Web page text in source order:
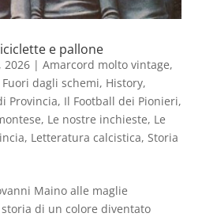
e pallone
2026| Amarcord molto vintage,
Fuori dagli schemi, History,
Provincia, Il Football dei Pionieri,
, Le nostre inchieste, Le
, Letteratura calcistica, Storia
Maino alle maglie
storia di un colore diventato